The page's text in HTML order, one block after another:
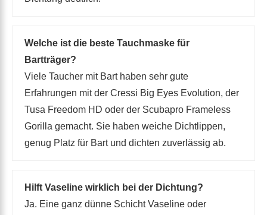
Welche ist die beste Tauchmaske für
Bartträger?
Viele Taucher mit Bart haben sehr gute
Erfahrungen mit der Cressi Big Eyes Evolution, der
Tusa Freedom HD oder der Scubapro Frameless
Gorilla gemacht. Sie haben weiche Dichtlippen,
genug Platz für Bart und dichten zuverlässig ab.
Hilft Vaseline wirklich bei der Dichtung?
Ja. Eine ganz dünne Schicht Vaseline oder